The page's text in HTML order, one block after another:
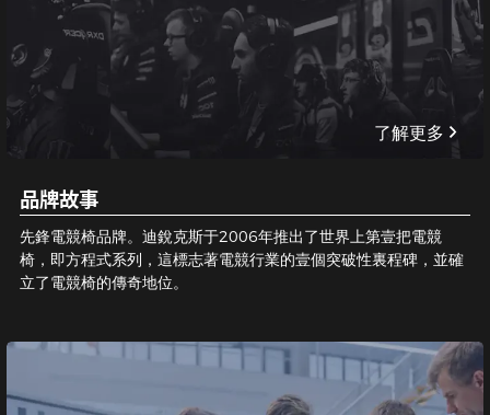
了解更多
品牌故事
先鋒電競椅品牌。迪銳克斯于2006年推出了世界上第壹把電競
椅，即方程式系列，這標志著電競行業的壹個突破性裏程碑，並確
立了電競椅的傳奇地位。